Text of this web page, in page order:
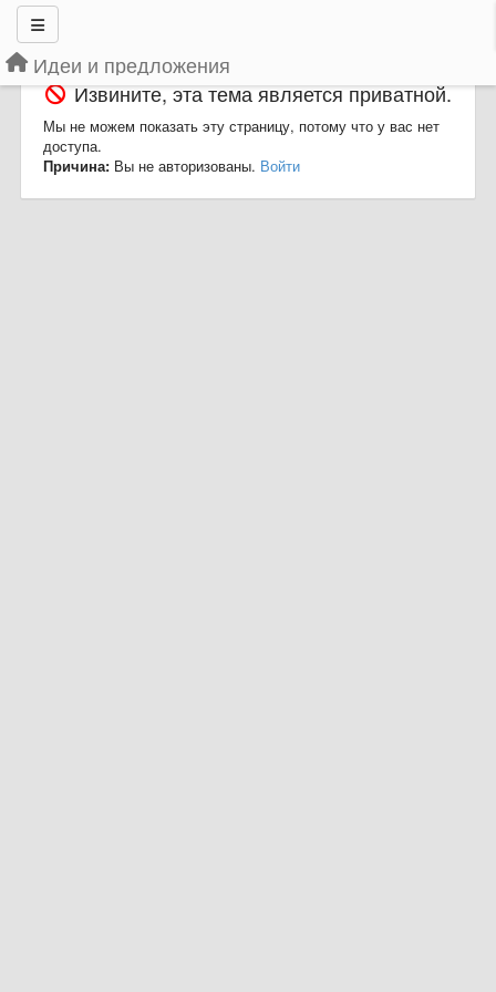
Идеи и предложения
Извините, эта тема является приватной.
Мы не можем показать эту страницу, потому что у вас нет
доступа.
Причина: Вы не авторизованы. Войти